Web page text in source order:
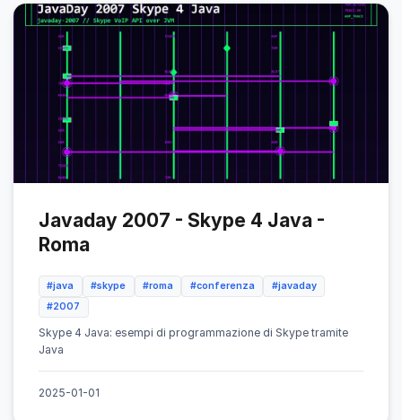
Javaday 2007 - Skype 4 Java -
Roma
#java #skype #roma #conferenza
#javaday
#2007
Skype 4 Java: esempi di programmazione di Skype tramite
Java
2025-01-01